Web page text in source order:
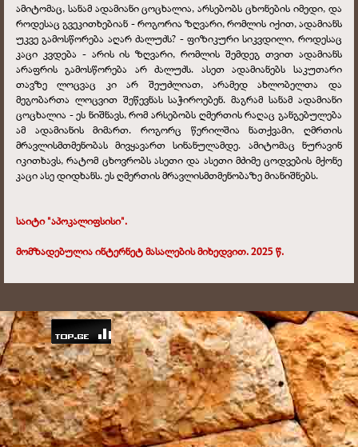
ამიტომაც, სანამ ადამიანი ცოცხალია, არსებობს ცხონების იმედი, და
როდესაც გვეკითხებიან - როგორია ზღვარი, რომლის იქით, ადამიანს
უკვე გამოსწორება აღარ ძალუძს? - ფიზიკური სიკვდილი, როდესაც
კაცი კვდება - არის ის ზღვარი, რომლის შემდეგ თვით ადამიანს
არაფრის გამოსწორება არ ძალუძს. ასეთ ადამიანებს საკუთარი
თავზე ლოცვაც კი არ შეუძლიათ, არამედ ახლობელთა და
მეგობართა ლოცვით შეწევნას საჭიროებენ. მაგრამ სანამ ადამიანი
ცოცხალია - ეს ნიშნავს, რომ არსებობს ღმერთის რაღაც განგებულება
ამ ადამიანის მიმართ. როგორც წერილშია ნათქვამი, ღმრთის
მრავლისმთმენობას მივყავართ სინანულამდე. ამიტომაც ნურავინ
იკითხავს, რატომ ცხოვრობს ასეთი და ასეთი მძიმე ცოდვების მქონე
კაცი ასე დიდხანს. ეს ღმერთის მრავლისმთმენობაზე მიანიშნებს.
საიტი "აპოკალიფსისი".
მომზადებულია ინტერნეტ მასალების მიხედვით. 2025 წ.